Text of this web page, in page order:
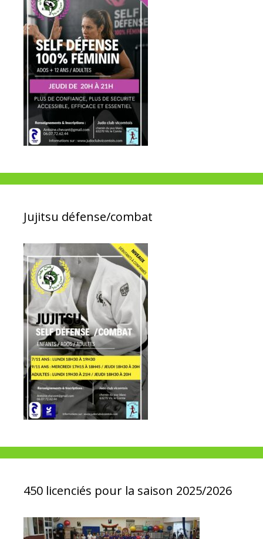
Jujitsu défense/combat
450 licenciés pour la saison 2025/2026